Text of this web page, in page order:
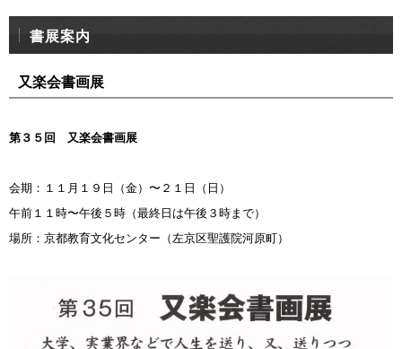
書展案内
又楽会書画展
第３５回 又楽会書画展
会期：１１月１９日（金）〜２１日（日）
午前１１時〜午後５時（最終日は午後３時まで）
場所：京都教育文化センター（左京区聖護院河原町）